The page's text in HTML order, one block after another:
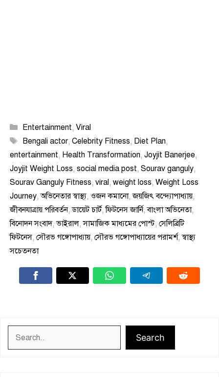
Categories
Entertainment, Viral
Tags
Bengali actor, Celebrity Fitness, Diet Plan,
entertainment, Health Transformation, Joyjit Banerjee,
Joyjit Weight Loss, social media post, Sourav ganguly,
Sourav Ganguly Fitness, viral, weight loss, Weight Loss
Journey,অভিনেতার স্বাস্থ্য, ওজন কমানো,জয়জিৎ বন্দ্যোপাধ্যায়,
জীবনযাত্রায় পরিবর্তন,ডায়েট চার্ট,ফিটনেস জার্নি,বাংলা অভিনেতা,
বিনোদন সংবাদ,ভাইরাল,সামাজিক মাধ্যমের পোস্ট, সেলিব্রিটি
ফিটনেস, সৌরভ গঙ্গোপাধ্যায়, সৌরভ গঙ্গোপাধ্যায়ের পরামর্শ,স্বাস্থ্য
সচেতনতা
Search